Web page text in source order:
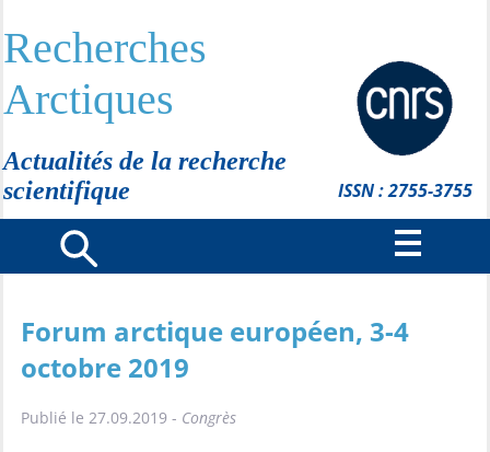
Recherches
Arctiques
Actualités de la recherche
scientifique
ISSN : 2755-3755
Forum arctique européen, 3-4
octobre 2019
Publié le 27.09.2019 - Congrès